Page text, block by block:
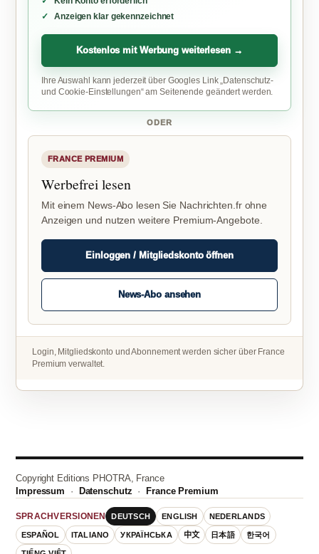
Anzeigen klar gekennzeichnet
Kostenlos mit Werbung weiterlesen →
Ihre Auswahl kann jederzeit über Googles Link „Datenschutz-
und Cookie-Einstellungen“ am Seitenende geändert werden.
ODER
FRANCE PREMIUM
Werbefrei lesen
Mit einem News-Abo lesen Sie Nachrichten.fr ohne
Anzeigen und nutzen weitere Premium-Angebote.
Einloggen / Mitgliedskonto öffnen
News-Abo ansehen
Login, Mitgliedskonto und Abonnement werden sicher über France
Premium verwaltet.
Copyright Editions PHOTRA, France
Impressum · Datenschutz · France Premium
SPRACHVERSIONEN DEUTSCH ENGLISH NEDERLANDS
ESPAÑOL ITALIANO УКРАЇНСЬКА 中文 日本語 한국어